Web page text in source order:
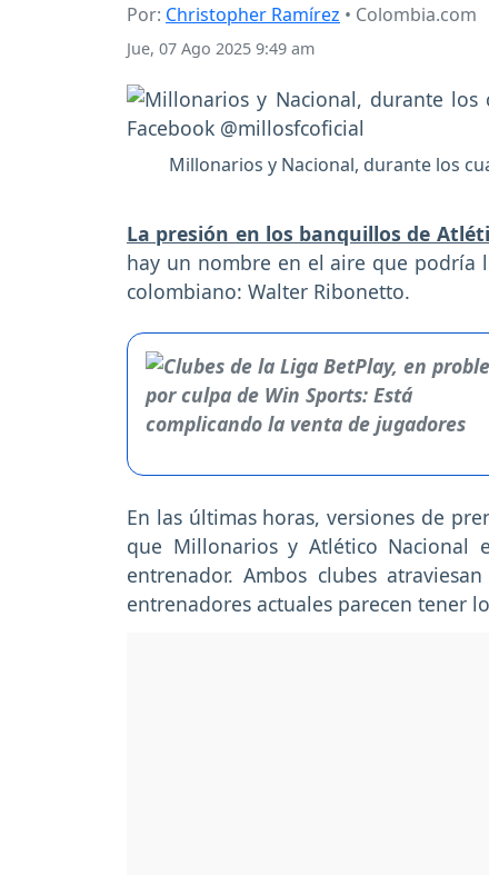
Por: Christopher Ramírez • Colombia.com
Jue, 07 Ago 2025 9:49 am
Millonarios y Nacional, durante los
La presión en los banquillos de
hay un nombre en el aire que podría
colombiano: Walter Ribonetto.
En las últimas horas, versiones de
que Millonarios y Atlético Nacional
entrenador. Ambos clubes
entrenadores actuales parecen tener